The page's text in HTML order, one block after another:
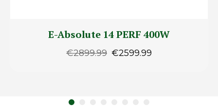
E-Absolute 14 PERF 400W
€2899.99 Le
€2599.99